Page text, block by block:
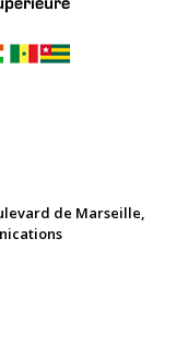
de Marseille,